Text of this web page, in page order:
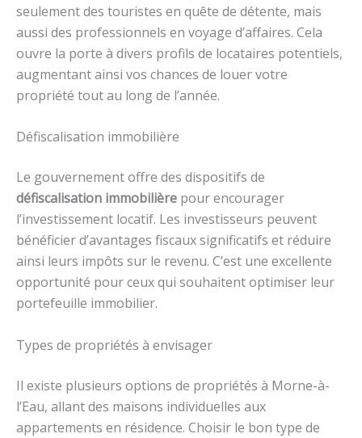
seulement des touristes en quête de détente, mais
aussi des professionnels en voyage d’affaires. Cela
ouvre la porte à divers profils de locataires potentiels,
augmentant ainsi vos chances de louer votre
propriété tout au long de l’année.
Défiscalisation immobilière
Le gouvernement offre des dispositifs de
défiscalisation immobilière pour encourager
l’investissement locatif. Les investisseurs peuvent
bénéficier d’avantages fiscaux significatifs et réduire
ainsi leurs impôts sur le revenu. C’est une excellente
opportunité pour ceux qui souhaitent optimiser leur
portefeuille immobilier.
Types de propriétés à envisager
Il existe plusieurs options de propriétés à Morne-à-
l’Eau, allant des maisons individuelles aux
appartements en résidence. Choisir le bon type de